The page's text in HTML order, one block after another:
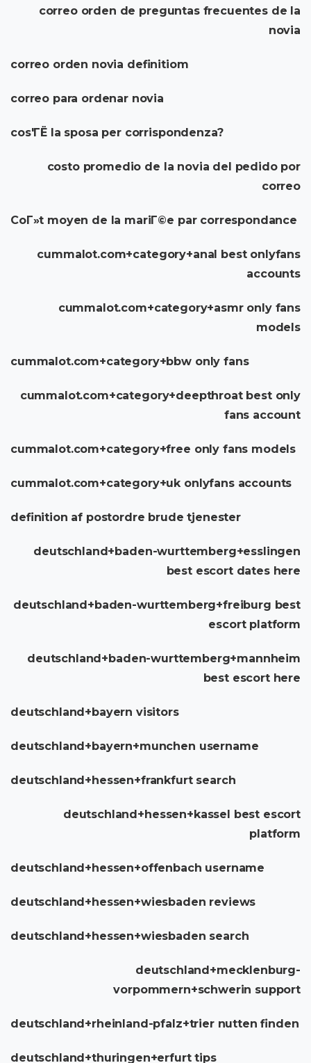
correo orden de preguntas frecuentes de la
novia
correo orden novia definitiom
correo para ordenar novia
cos'ГЁ la sposa per corrispondenza?
costo promedio de la novia del pedido por
correo
CoГ»t moyen de la mariГ©e par correspondance
cummalot.com+category+anal best onlyfans
accounts
cummalot.com+category+asmr only fans
models
cummalot.com+category+bbw only fans
cummalot.com+category+deepthroat best only
fans account
cummalot.com+category+free only fans models
cummalot.com+category+uk onlyfans accounts
definition af postordre brude tjenester
deutschland+baden-wurttemberg+esslingen
best escort dates here
deutschland+baden-wurttemberg+freiburg best
escort platform
deutschland+baden-wurttemberg+mannheim
best escort here
deutschland+bayern visitors
deutschland+bayern+munchen username
deutschland+hessen+frankfurt search
deutschland+hessen+kassel best escort
platform
deutschland+hessen+offenbach username
deutschland+hessen+wiesbaden reviews
deutschland+hessen+wiesbaden search
deutschland+mecklenburg-
vorpommern+schwerin support
deutschland+rheinland-pfalz+trier nutten finden
deutschland+thuringen+erfurt tips